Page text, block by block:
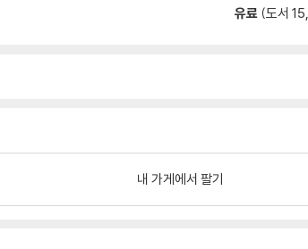
유료 (도서
내 가게에서 팔기